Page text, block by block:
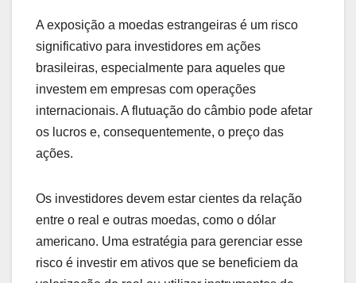
A exposição a moedas estrangeiras é um risco
significativo para investidores em ações
brasileiras, especialmente para aqueles que
investem em empresas com operações
internacionais. A flutuação do câmbio pode afetar
os lucros e, consequentemente, o preço das
ações.
Os investidores devem estar cientes da relação
entre o real e outras moedas, como o dólar
americano. Uma estratégia para gerenciar esse
risco é investir em ativos que se beneficiem da